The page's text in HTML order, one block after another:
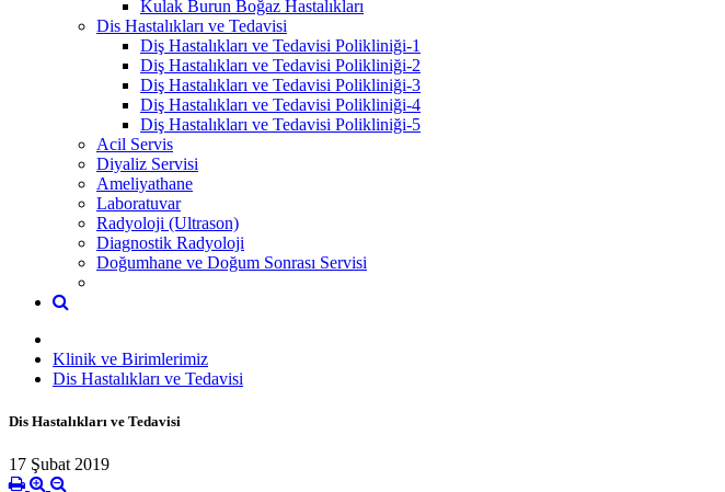
Kulak Burun Boğaz Hastalıkları
Dis Hastalıkları ve Tedavisi
Diş Hastalıkları ve Tedavisi Polikliniği-1
Diş Hastalıkları ve Tedavisi Polikliniği-2
Diş Hastalıkları ve Tedavisi Polikliniği-3
Diş Hastalıkları ve Tedavisi Polikliniği-4
Diş Hastalıkları ve Tedavisi Polikliniği-5
Acil Servis
Diyaliz Servisi
Ameliyathane
Laboratuvar
Radyoloji (Ultrason)
Diagnostik Radyoloji
Doğumhane ve Doğum Sonrası Servisi
Klinik ve Birimlerimiz
Dis Hastalıkları ve Tedavisi
Dis Hastalıkları ve Tedavisi
17 Şubat 2019